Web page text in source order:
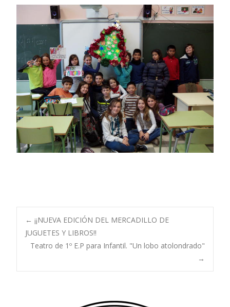
Navegación
← ¡¡NUEVA EDICIÓN DEL MERCADILLO DE
JUGUETES Y LIBROS!!
Teatro de 1º E.P para Infantil. "Un lobo atolondrado"
→